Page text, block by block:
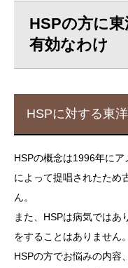
HSPの方に
有効なわけ
HSPに対する東
HSPの概念は1996年に
によって提唱されたため
ん。
また、HSPは病気ではあ
をすることはありません。
HSPの方でお悩みの内容